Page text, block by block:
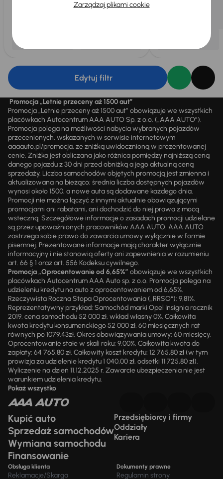
Edytuj filtr
Promocja „Letnie przeceny aż 1500 aut”
Promocja „Letnie przeceny aż 1500 aut” obowiązuje we wszystkich
placówkach Autocentrum AAA AUTO Sp. z o.o. („AAA AUTO”).
Promocja polega na możliwości nabycia wybranych pojazdów
przecenionych, wskazanych w serwisie internetowym
aaaauto.pl/promocja, ze zniżką uwidocznioną w prezentowanej
cenie. Zniżka jest obliczana jako różnica pomiędzy najniższą ceną
danego pojazdu z 30 dni przed obniżką a jego aktualną ceną
sprzedaży. Liczba samochodów objętych promocją jest zmienna i
aktualizowana na bieżąco; średnia liczba dostępnych pojazdów
wynosi około 1500, a nowe auta są dodawane każdego dnia.
Promocji nie można łączyć z innymi aktualnie obowiązującymi
promocjami ani rabatami, ani dochodzić do niej prawa z mocą
wsteczną. Szczegółowe informacje o zasadach promocji udzielane
są przez upoważnionych pracowników AAA AUTO. AAA AUTO
zastrzega sobie prawo do zawarcia umowy wyłącznie w formie
pisemnej. Prezentowane informacje mają charakter wyłącznie
informacyjny i nie stanowią oferty ani zapewnienia w rozumieniu
art. 66 § 1 oraz art. 556 Kodeksu cywilnego.
Promocja „Oprocentowanie od 6,65%” obowiązuje we wszystkich
placówkach Autocentrum AAA Auto sp. z o.o. Promocja polega na
udzieleniu kredytu na auto z oprocentowaniem od 6,65%.
Rzeczywista Roczna Stopa Oprocentowania („RRSO“): 9,81%.
Reprezentatywny przykład: Samochód marki Opel Insignia rocznik
2019, cena samochodu 52 000 zł, wkład własny 0%. Całkowita
kwota kredytu konsumenckiego 52 000 zł, 60 miesięcznych rat
równych po 1079,43zł. Okres obowiązywania umowy: 60 miesięcy.
Oprocentowanie stałe w skali roku: 9,00%. Całkowita kwota do
zapłaty: 64 765,80 zł. Całkowity koszt kredytu: 12 765,80 zł (w tym
prowizja za udzielenie kredytu 1 040,00 zł, odsetki 11 725,80 zł).
Wyliczenie na dzień 11.12.2025 r. Zawarcie ubezpieczenia nie jest
warunkiem udzielenia kredytu.
Pokaż wszystko
Kupić auto
Sprzedaż samochodów
Wymiana samochodu
Finansowanie
Przedsiębiorcy i firmy
Oddziały
Kariera
Obsługa klienta
Reklamacje/Skarga
Dokumenty prawne
Regulamin strony
Zarządzaj plikami cookie